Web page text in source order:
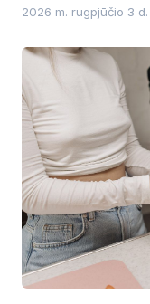
2026 m. rugpjūčio 3 d.